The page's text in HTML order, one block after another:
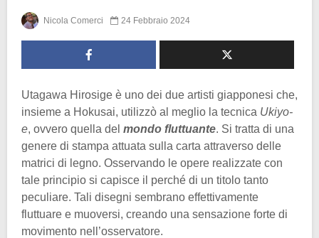
Nicola Comerci 24 Febbraio 2024
Utagawa Hirosige è uno dei due artisti giapponesi che,
insieme a Hokusai, utilizzò al meglio la tecnica Ukiyo-
e, ovvero quella del mondo fluttuante. Si tratta di una
genere di stampa attuata sulla carta attraverso delle
matrici di legno. Osservando le opere realizzate con
tale principio si capisce il perché di un titolo tanto
peculiare. Tali disegni sembrano effettivamente
fluttuare e muoversi, creando una sensazione forte di
movimento nell’osservatore.